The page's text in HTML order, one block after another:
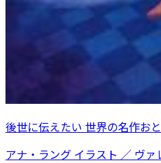
後世に伝えたい 世界の名作お
アナ・ラング イラスト ／ ヴ